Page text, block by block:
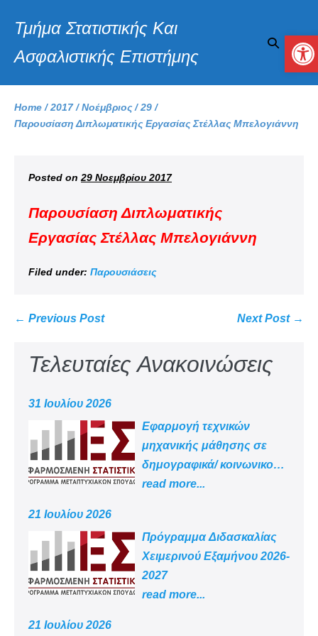
Τμήμα Στατιστικής Και
Ασφαλιστικής Επιστήμης
Home /2017/Νοέμβριος /29 /
Παρουσίαση Διπλωματικής Εργασίας Στέλλας Μπελογιάννη
Posted on 29 Νοεμβρίου 2017
Παρουσίαση Διπλωματικής
Εργασίας Στέλλας Μπελογιάννη
Filed under: Παρουσιάσεις
← Previous Post Next Post →
Τελευταίες Ανακοινώσεις
31 Ιουλίου 2026
Εφαρμογή τεχνικών
μηχανικής μάθησης σε
δημογραφικά/ κοινωνικο
-οικονομικά δεδομένα
read more...
21 Ιουλίου 2026
Πρόγραμμα Διδασκαλίας
Χειμερινού Εξαμήνου 2026-
2027
read more...
21 Ιουλίου 2026